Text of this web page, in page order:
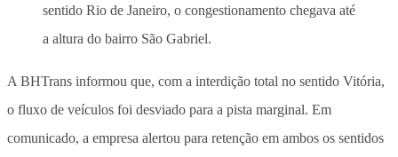
sentido Rio de Janeiro, o congestionamento chegava até
a altura do bairro São Gabriel.
A BHTrans informou que, com a interdição total no sentido Vitória,
o fluxo de veículos foi desviado para a pista marginal. Em
comunicado, a empresa alertou para retenção em ambos os sentidos